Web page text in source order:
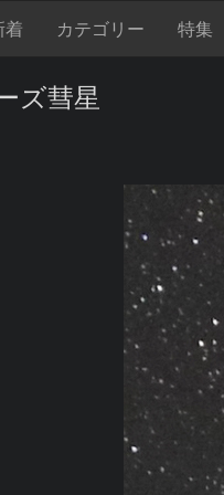
着 カテゴリー 特集
ズ彗星